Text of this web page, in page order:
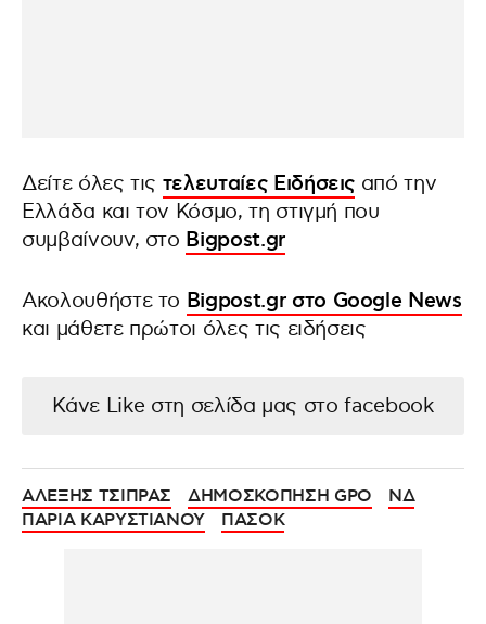
Δείτε όλες τις τελευταίες Ειδήσεις από την
Ελλάδα και τον Κόσμο, τη στιγμή που
συμβαίνουν, στο Bigpost.gr
Ακολουθήστε το Bigpost.gr στο Google News
και μάθετε πρώτοι όλες τις ειδήσεις
Κάνε Like στη σελίδα μας στο facebook
ΑΛΕΞΗΣ ΤΣΙΠΡΑΣ ΔΗΜΟΣΚΟΠΗΣΗ GPO
ΝΔ
ΠΑΡΙΑ ΚΑΡΥΣΤΙΑΝΟΥ
ΠΑΣΟΚ